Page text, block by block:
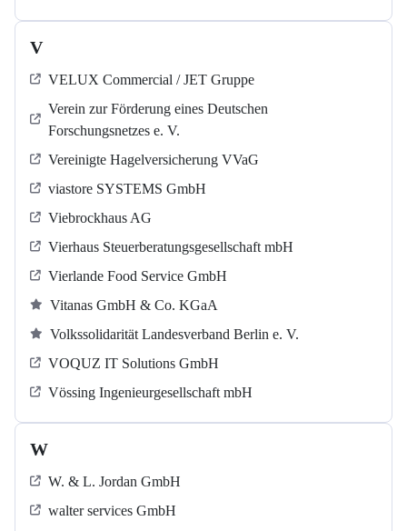
V
VELUX Commercial / JET Gruppe
Verein zur Förderung eines Deutschen
Forschungsnetzes e. V.
Vereinigte Hagelversicherung VVaG
viastore SYSTEMS GmbH
Viebrockhaus AG
Vierhaus Steuerberatungsgesellschaft mbH
Vierlande Food Service GmbH
Vitanas GmbH & Co. KGaA
Volkssolidarität Landesverband Berlin e. V.
VOQUZ IT Solutions GmbH
Vössing Ingenieurgesellschaft mbH
W
W. & L. Jordan GmbH
walter services GmbH